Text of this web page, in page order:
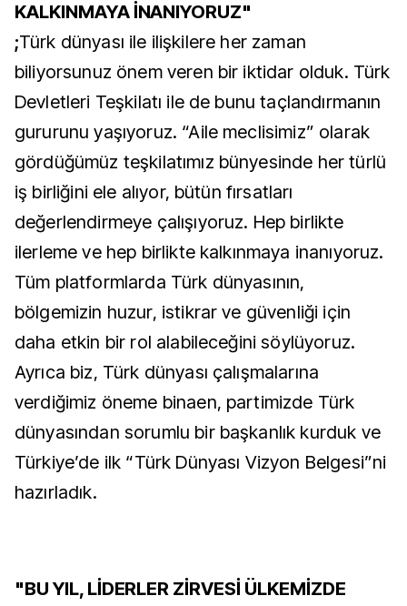
KALKINMAYA İNANIYORUZ"
;Türk dünyası ile ilişkilere her zaman
biliyorsunuz önem veren bir iktidar olduk. Türk
Devletleri Teşkilatı ile de bunu taçlandırmanın
gururunu yaşıyoruz. “Aile meclisimiz” olarak
gördüğümüz teşkilatımız bünyesinde her türlü
iş birliğini ele alıyor, bütün fırsatları
değerlendirmeye çalışıyoruz. Hep birlikte
ilerleme ve hep birlikte kalkınmaya inanıyoruz.
Tüm platformlarda Türk dünyasının,
bölgemizin huzur, istikrar ve güvenliği için
daha etkin bir rol alabileceğini söylüyoruz.
Ayrıca biz, Türk dünyası çalışmalarına
verdiğimiz öneme binaen, partimizde Türk
dünyasından sorumlu bir başkanlık kurduk ve
Türkiye’de ilk “Türk Dünyası Vizyon Belgesi”ni
hazırladık.
"BU YIL, LİDERLER ZİRVESİ ÜLKEMİZDE